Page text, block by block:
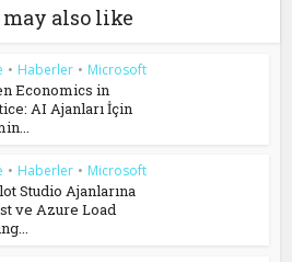
may also like
• Haberler • Microsoft
Economics in
AI Ajanları İçin
• Haberler • Microsoft
Studio Ajanlarına
ve Azure Load